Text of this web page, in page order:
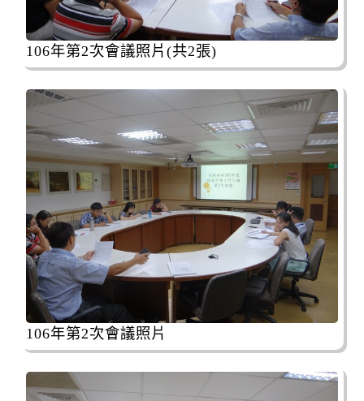
106年第2次會議照片(共2張)
106年第2次會議照片